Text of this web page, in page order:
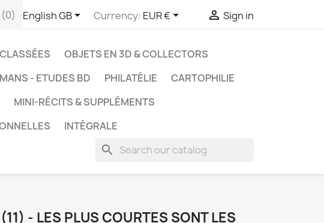
(0) English GB Currency: EUR €  Sign in
OBJETS EN 3D & COLLECTORS
- ETUDES BD PHILATÉLIE
CARTOPHILIE
MINI-RÉCITS & SUPPLÉMENTS
INTÉGRALE
search
- LES PLUS COURTES SONT LES